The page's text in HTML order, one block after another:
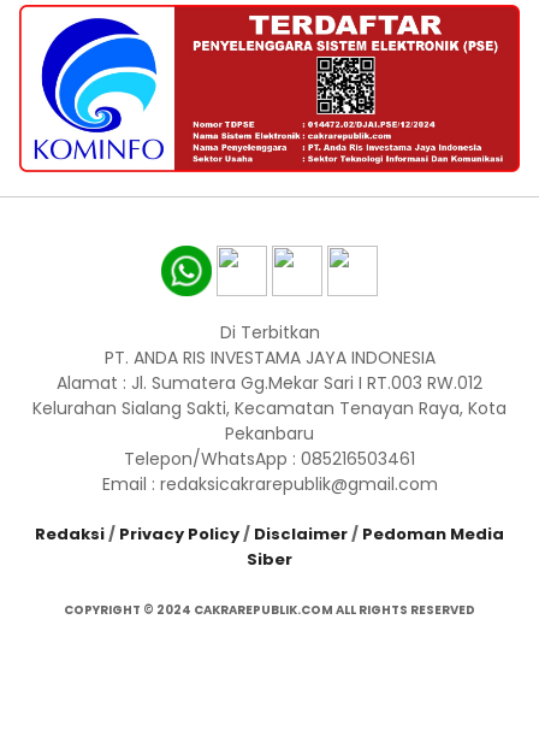
Di Terbitkan
PT. ANDA RIS INVESTAMA JAYA INDONESIA
Alamat : Jl. Sumatera Gg.Mekar Sari I RT.003 RW.012
Kelurahan Sialang Sakti, Kecamatan Tenayan Raya, Kota
Pekanbaru
Telepon/WhatsApp : 085216503461
Email : redaksicakrarepublik@gmail.com
Redaksi/ Privacy Policy/ Disclaimer/ Pedoman Media
Siber
COPYRIGHT © 2024 CAKRAREPUBLIK.COM ALL RIGHTS RESERVED